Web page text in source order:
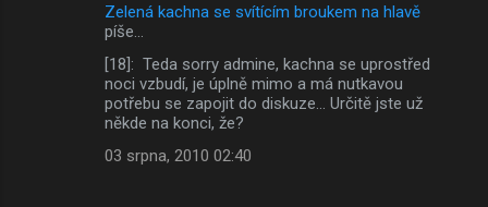
Zelená kachna se svítícím broukem na hlavě
píše…
[18]: Teda sorry admine, kachna se uprostřed
noci vzbudí, je úplně mimo a má nutkavou
potřebu se zapojit do diskuze... Určitě jste už
někde na konci, že?
03 srpna, 2010 02:40